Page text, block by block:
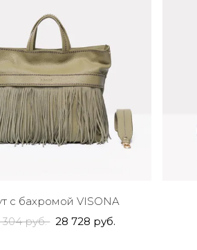
с бахромой VISONA
304 руб. 28 728 руб.